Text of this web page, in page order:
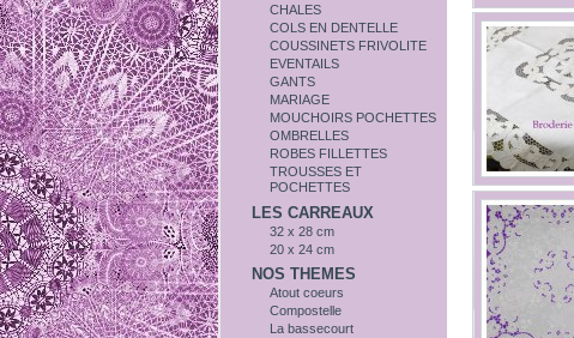
CHALES
COLS EN DENTELLE
COUSSINETS FRIVOLITE
EVENTAILS
GANTS
MARIAGE
MOUCHOIRS POCHETTES
OMBRELLES
ROBES FILLETTES
TROUSSES ET
POCHETTES
LES CARREAUX
32 x 28 cm
20 x 24 cm
NOS THEMES
Atout coeurs
Compostelle
La bassecourt